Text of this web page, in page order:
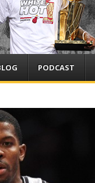
PODCAST